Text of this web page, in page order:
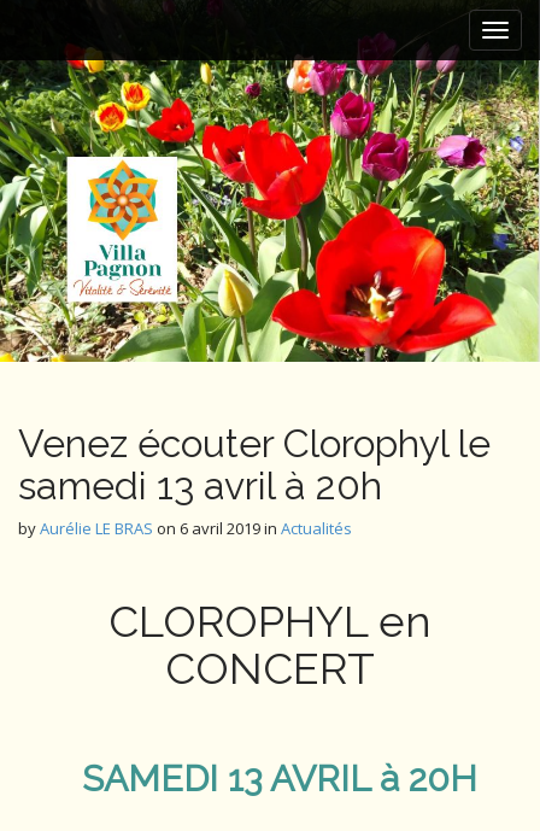
i
n
m
e
n
u
i
p
t
o
c
o
n
t
e
n
t
Venez écouter Clorophyl le
samedi 13 avril à 20h
byAurélie LE BRAS on 6 avril 2019in Actualités
CLOROPHYL en
CONCERT
SAMEDI 13 AVRIL à 20H